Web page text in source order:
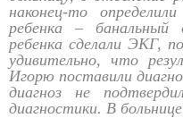
наконец-то
ребенка –
ребенка сделали ЭКГ,
удивительно, что
Игорю поставили
диагноз не
диагностики. В